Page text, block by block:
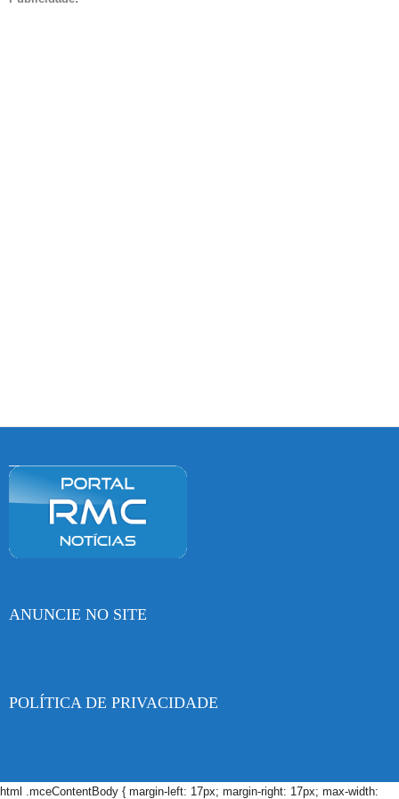
ANUNCIE NO SITE
POLÍTICA DE PRIVACIDADE
html .mceContentBody { margin-left: 17px; margin-right: 17px; max-width: